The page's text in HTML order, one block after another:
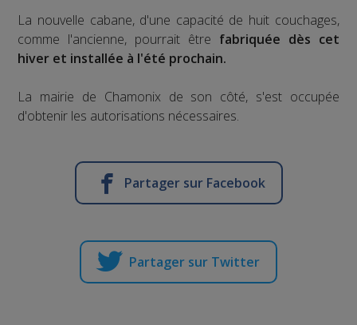
La nouvelle cabane, d'une capacité de huit couchages,
comme l'ancienne, pourrait être fabriquée dès cet
hiver et installée à l'été prochain.
La mairie de Chamonix de son côté, s'est occupée
d'obtenir les autorisations nécessaires.
Partager sur Facebook
Partager sur Twitter